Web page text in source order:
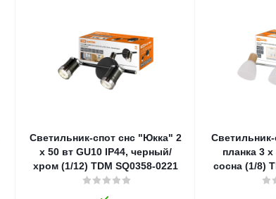
Светильник-спот снс "Юкка" 2
х 50 вт GU10 IP44, черный/
хром (1/12) TDM SQ0358-0221
планка 3 х
сосна (1/8)